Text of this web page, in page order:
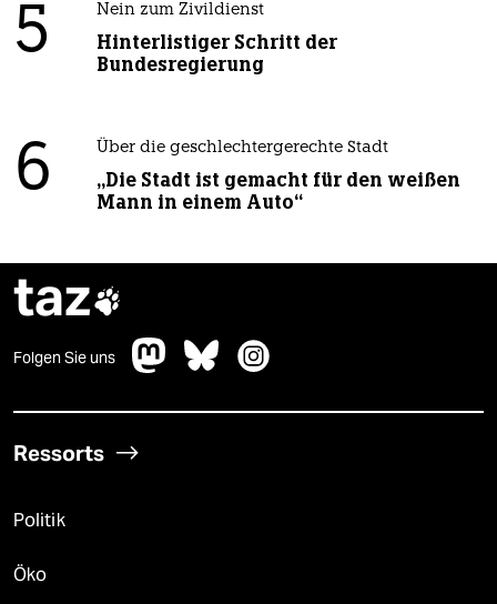
5 Nein zum Zivildienst
Hinterlistiger Schritt der
Bundesregierung
6 Über die geschlechtergerechte Stadt
„Die Stadt ist gemacht für den weißen
Mann in einem Auto“
taz
Folgen Sie uns
Ressorts
Politik
Öko